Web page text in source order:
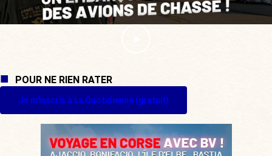
POUR NE RIEN RATER
Je m'inscris à La Quotidienne (gratuit)